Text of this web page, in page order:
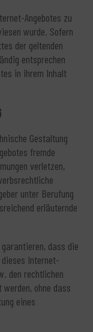
Angebotes zu
wurde. Sofern
der geltenden
entsprechen
in ihrem Inhalt
Gestaltung
fremde
verletzen,
unter Berufung
erläuternde
dass die
Internet-
den rechtlichen
ohne dass
eines